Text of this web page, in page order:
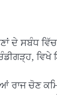
ਦੇ ਸਬੰਧ
ਵਿਖੇ
ਰਾਜ ਚੋਣ